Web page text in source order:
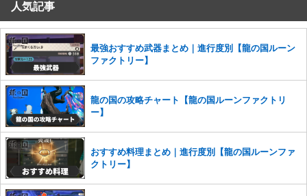
コメントの削除を申請する
せていただきます。ご了承ください。
※一度削除したコメントは復元ができませんのでご注意くだ
さい。
また、過度な利用規約の違反や、弊社に損害の及ぶ内容の書き込みがあ
った場合は、法的措置をとらせていただく場合もございますので、あら
かじめご理解くださいませ。
人気記事
最強おすすめ武器まとめ｜進行度別【龍の国ルーン
ファクトリー】
龍の国の攻略チャート【龍の国ルーンファクトリ
ー】
おすすめ料理まとめ｜進行度別【龍の国ルーンファ
クトリー】